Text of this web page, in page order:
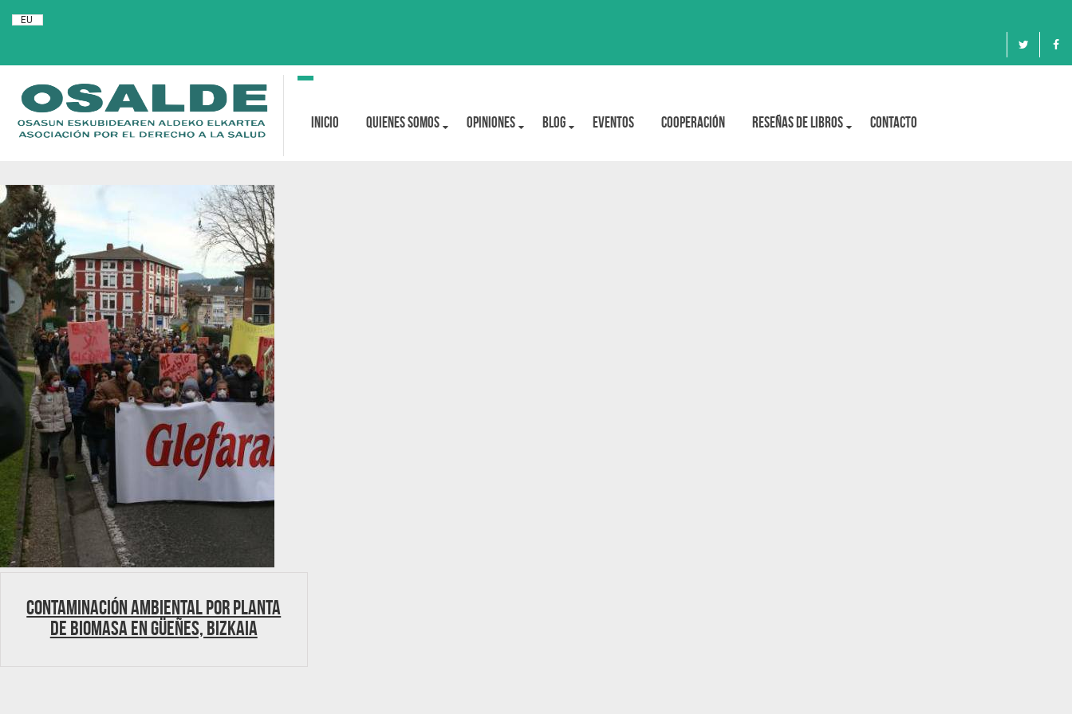
EU
Toggle
Inicio Quienes Somos OPINIONES BLOG Eventos Cooperación Reseñas de libros Contacto
Contaminación ambiental por planta
de biomasa en Güeñes, Bizkaia